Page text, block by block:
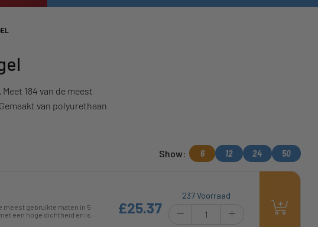
184 van de meest
van polyurethaan
Show: 6 12 24 50
meest gebruikte maten in 5
een hoge dichtheid en is
237 Voorraad
£25.37